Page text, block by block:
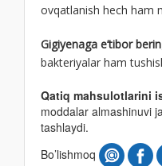
ovqatlanish hech ham
Gigiyenaga e’tibor
bakteriyalar ham
Qatiq mahsulotlarini
moddalar almashinuvi
tashlaydi.
Bo’lishmoq